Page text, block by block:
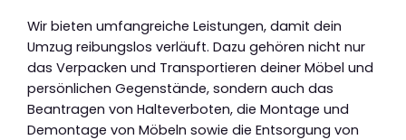
Wir bieten umfangreiche Leistungen, damit dein
Umzug reibungslos verläuft. Dazu gehören nicht nur
das Verpacken und Transportieren deiner Möbel und
persönlichen Gegenstände, sondern auch das
Beantragen von Halteverboten, die Montage und
Demontage von Möbeln sowie die Entsorgung von